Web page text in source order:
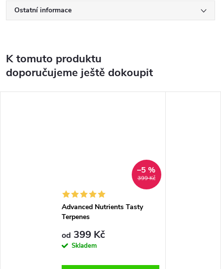
Ostatní informace
K tomuto produktu
doporučujeme ještě dokoupit
399 Kč
–5 %
Advanced Nutrients Tasty
Terpenes
od 399 Kč
Skladem